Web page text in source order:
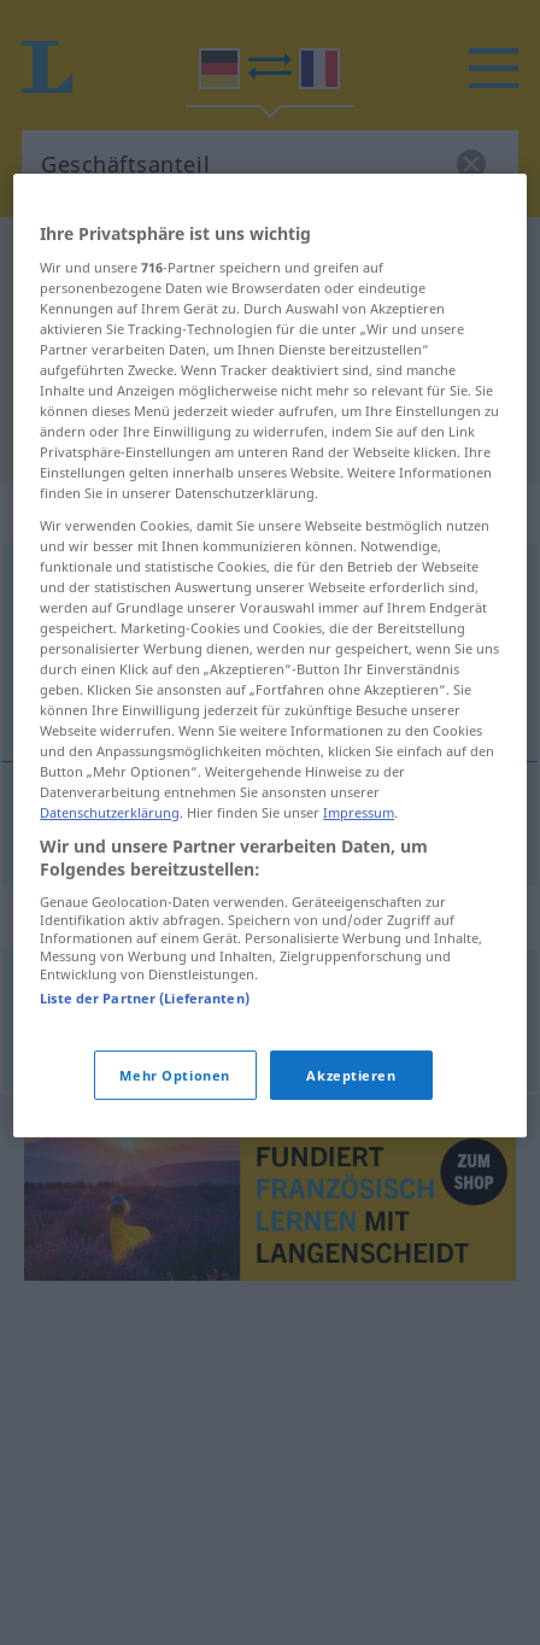
Deutsch-Französisch Übersetzung
für "Geschäftsanteil"
"Geschäftsanteil" Französisch
Übersetzung
„Geschäftsanteil“ : Maskulinum
Geschäftsanteilm
Übersicht aller Übersetzungen
(Für mehr Details die Übersetzung anklicken/antippen)
part sociale
Geschäftsanteil
Synonyme für "Geschäftsanteil"
Einlage,Einsatz,Kapitalanlage
© OpenThesaurus.de
Ihre Privatsphäre ist uns wichtig
Wir und unsere716-Partner speichern und greifen auf
personenbezogene Daten wie Browserdaten oder eindeutige
Kennungen auf Ihrem Gerät zu. Durch Auswahl von Akzeptieren
aktivieren Sie Tracking-Technologien für die unter „Wir und unsere
Partner verarbeiten Daten, um Ihnen Dienste bereitzustellen“
aufgeführten Zwecke. Wenn Tracker deaktiviert sind, sind manche
Inhalte und Anzeigen möglicherweise nicht mehr so relevant für Sie. Sie
können dieses Menü jederzeit wieder aufrufen, um Ihre Einstellungen zu
ändern oder Ihre Einwilligung zu widerrufen, indem Sie auf den Link
Privatsphäre-Einstellungen am unteren Rand der Webseite klicken. Ihre
Einstellungen gelten innerhalb unseres Website. Weitere Informationen
finden Sie in unserer Datenschutzerklärung.
Wir verwenden Cookies, damit Sie unsere Webseite bestmöglich nutzen
und wir besser mit Ihnen kommunizieren können. Notwendige,
funktionale und statistische Cookies, die für den Betrieb der Webseite
und der statistischen Auswertung unserer Webseite erforderlich sind,
werden auf Grundlage unserer Vorauswahl immer auf Ihrem Endgerät
gespeichert. Marketing-Cookies und Cookies, die der Bereitstellung
personalisierter Werbung dienen, werden nur gespeichert, wenn Sie uns
durch einen Klick auf den „Akzeptieren“-Button Ihr Einverständnis
geben. Klicken Sie ansonsten auf „Fortfahren ohne Akzeptieren“. Sie
können Ihre Einwilligung jederzeit für zukünftige Besuche unserer
Webseite widerrufen. Wenn Sie weitere Informationen zu den Cookies
und den Anpassungsmöglichkeiten möchten, klicken Sie einfach auf den
Button „Mehr Optionen“. Weitergehende Hinweise zu der
Datenverarbeitung entnehmen Sie ansonsten unserer
Datenschutzerklärung. Hier finden Sie unserImpressum.
Wir und unsere Partner verarbeiten Daten, um
Folgendes bereitzustellen:
Genaue Geolocation-Daten verwenden. Geräteeigenschaften zur
Identifikation aktiv abfragen. Speichern von und/oder Zugriff auf
Informationen auf einem Gerät. Personalisierte Werbung und Inhalte,
Messung von Werbung und Inhalten, Zielgruppenforschung und
Entwicklung von Dienstleistungen.
Liste der Partner (Lieferanten)
Mehr Optionen Akzeptieren